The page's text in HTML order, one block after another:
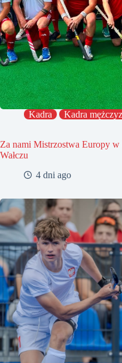
Kadra Kadra
Za nami Mistrzostwa Europy
Wałczu
4 dni ago